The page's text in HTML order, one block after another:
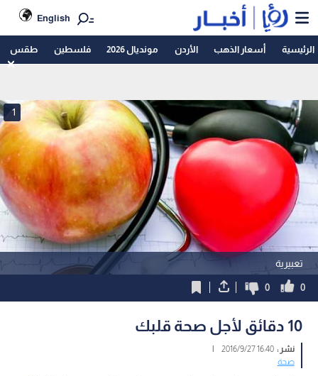
English
الرئيسية أسعار الذهب الأردن مونديال 2026 فلسطين طقس
تعبيرية
1
0
0
10 دقائق لأجل صحة قلبك
نشر :16:40 2016/9/27
|
صحة